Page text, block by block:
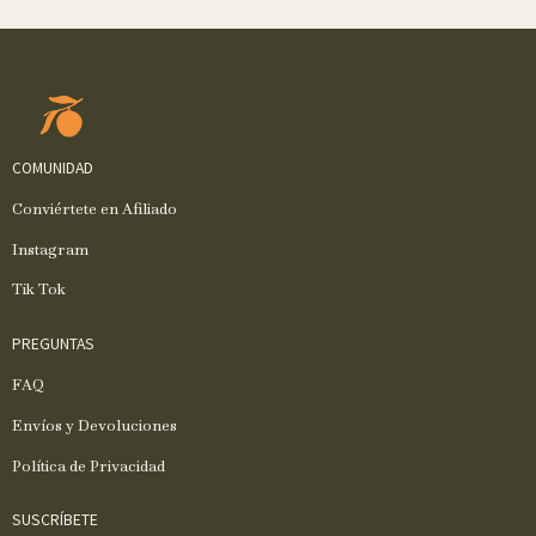
COMUNIDAD
Conviértete en Afiliado
Instagram
Tik Tok
PREGUNTAS
FAQ
Envíos y Devoluciones
Política de Privacidad
SUSCRÍBETE